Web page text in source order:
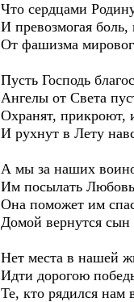
Что сердцами
И превозмогая боль,
От фашизма
Пусть Господь
Ангелы от Света
Охранят, прикроют,
И рухнут в Лету
А мы за наших
Им посылать
Она поможет им
Домой вернутся
Нет места в нашей
Идти дорогою
Те, кто рядился нам